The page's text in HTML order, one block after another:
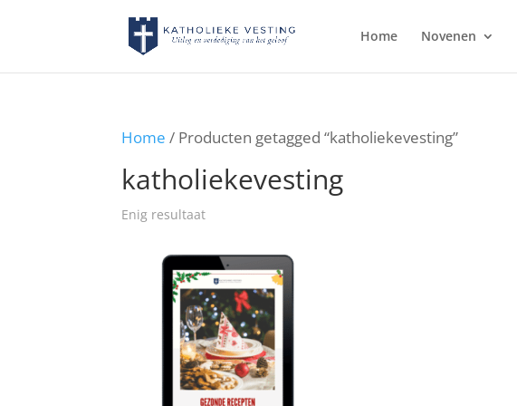
Home Novenen
Home / Producten getagged “katholiekevesting”
katholiekevesting
Enig resultaat